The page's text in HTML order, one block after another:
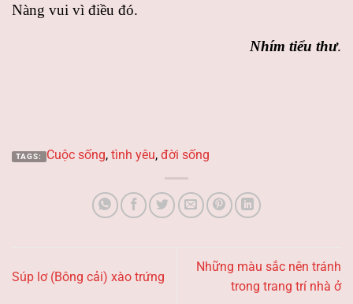
Nàng vui vì điều đó.
Nhím tiểu thư.
TAGS: Cuộc sống, tình yêu, đời sống
Súp lơ (Bông cải) xào trứng
Những màu sắc nên tránh
trong trang trí nhà ở